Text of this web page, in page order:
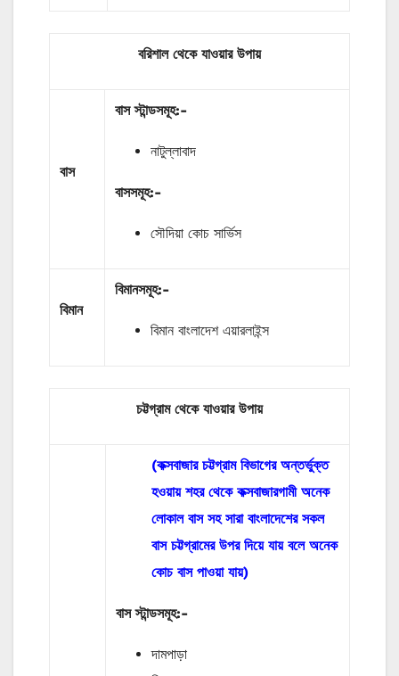
বরিশাল থেকে যাওয়ার উপায়
বাস
বাস স্টান্ডসমূহ:-
নাটুল্লাবাদ
বাসসমূহ:-
সৌদিয়া কোচ সার্ভিস
বিমান
বিমানসমূহ:-
বিমান বাংলাদেশ এয়ারলাইন্স
চট্টগ্রাম থেকে যাওয়ার উপায়
(কক্সবাজার চট্টগ্রাম বিভাগের অন্তর্ভুক্ত
হওয়ায় শহর থেকে কক্সবাজারগামী অনেক
লোকাল বাস সহ সারা বাংলাদেশের সকল
বাস চট্টগ্রামের উপর দিয়ে যায় বলে অনেক
কোচ বাস পাওয়া যায়)
বাস স্টান্ডসমূহ:-
দামপাড়া